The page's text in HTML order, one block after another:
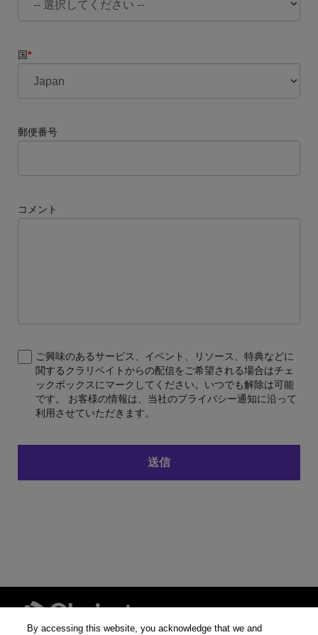
国*
郵便番号
コメント
ご興味のあるサービス、イベント、リソース、特典などに
関するクラリベイトからの配信をご希望される場合はチェ
ックボックスにマークしてください。いつでも解除は可能
です。 お客様の情報は、当社のプライバシー通知に沿って
利用させていただきます。
By accessing this website, you acknowledge that we and